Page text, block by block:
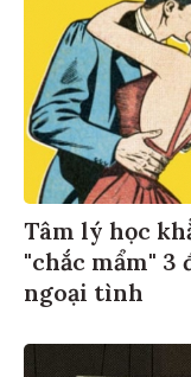
Tâm lý học
"chắc mẩm"
ngoại tình